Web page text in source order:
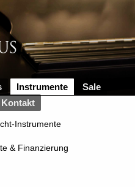
Instrumente
Sale
Kontakt
Instrumente
& Finanzierung